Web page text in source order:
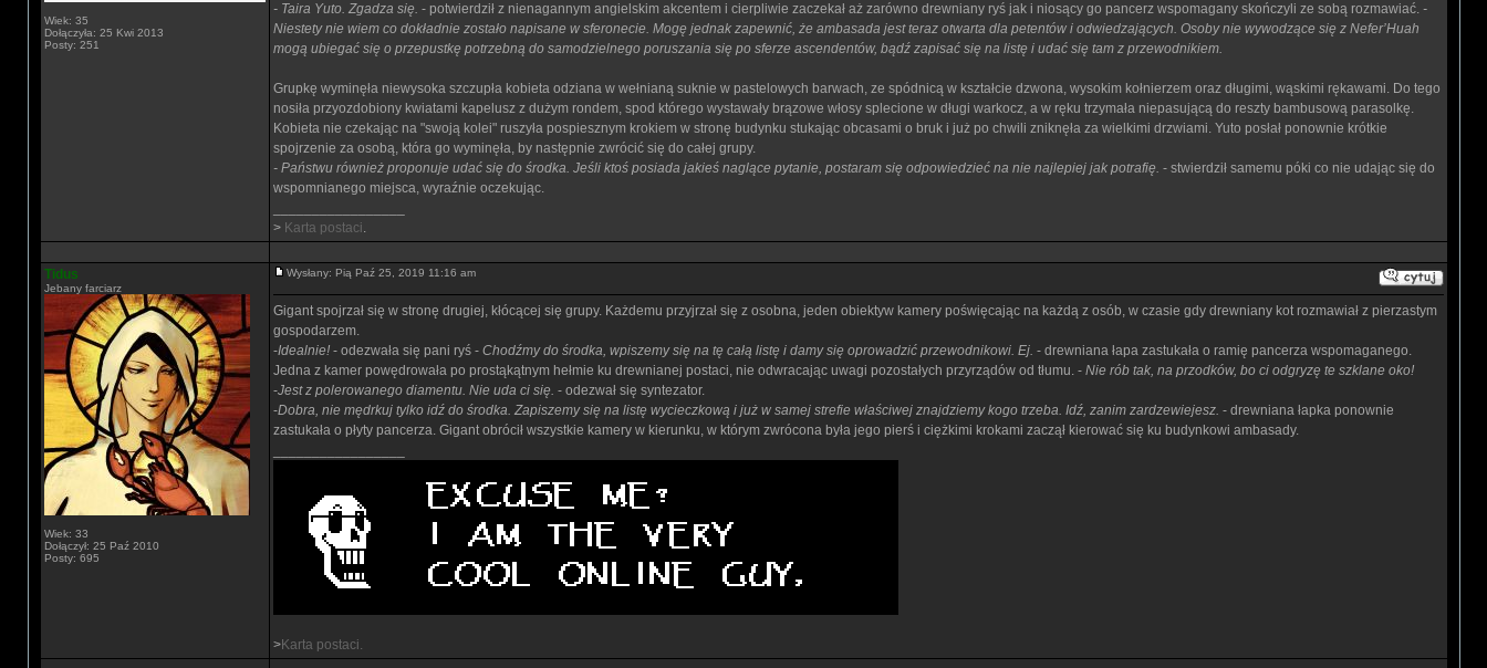
Wiek: 35
Dołączyła: 25 Kwi 2013
Posty: 251
- Taira Yuto. Zgadza się. - potwierdził z nienagannym angielskim akcentem i cierpliwie zaczekał aż zarówno drewniany ryś jak i niosący go pancerz wspomagany skończyli ze sobą rozmawiać. -
Niestety nie wiem co dokładnie zostało napisane w sferonecie. Mogę jednak zapewnić, że ambasada jest teraz otwarta dla petentów i odwiedzających. Osoby nie wywodzące się z Nefer’Huah
mogą ubiegać się o przepustkę potrzebną do samodzielnego poruszania się po sferze ascendentów, bądź zapisać się na listę i udać się tam z przewodnikiem.
Grupkę wyminęła niewysoka szczupła kobieta odziana w wełnianą suknie w pastelowych barwach, ze spódnicą w kształcie dzwona, wysokim kołnierzem oraz długimi, wąskimi rękawami. Do tego
nosiła przyozdobiony kwiatami kapelusz z dużym rondem, spod którego wystawały brązowe włosy splecione w długi warkocz, a w ręku trzymała niepasującą do reszty bambusową parasolkę.
Kobieta nie czekając na "swoją kolei" ruszyła pospiesznym krokiem w stronę budynku stukając obcasami o bruk i już po chwili zniknęła za wielkimi drzwiami. Yuto posłał ponownie krótkie
spojrzenie za osobą, która go wyminęła, by następnie zwrócić się do całej grupy.
- Państwu również proponuje udać się do środka. Jeśli ktoś posiada jakieś naglące pytanie, postaram się odpowiedzieć na nie najlepiej jak potrafię. - stwierdził samemu póki co nie udając się do
wspomnianego miejsca, wyraźnie oczekując.
> Karta postaci.
Tidus
Jebany farciarz
Wiek: 33
Dołączył: 25 Paź 2010
Posty: 695
Wysłany: Pią Paź 25, 2019 11:16 am
Gigant spojrzał się w stronę drugiej, kłócącej się grupy. Każdemu przyjrzał się z osobna, jeden obiektyw kamery poświęcając na każdą z osób, w czasie gdy drewniany kot rozmawiał z pierzastym
gospodarzem.
-Idealnie!- odezwała się pani ryś - Chodźmy do środka, wpiszemy się na tę całą listę i damy się oprowadzić przewodnikowi. Ej. - drewniana łapa zastukała o ramię pancerza wspomaganego.
Jedna z kamer powędrowała po prostąkątnym hełmie ku drewnianej postaci, nie odwracając uwagi pozostałych przyrządów od tłumu. - Nie rób tak, na przodków, bo ci odgryzę te szklane oko!
-Jest z polerowanego diamentu. Nie uda ci się. - odezwał się syntezator.
-Dobra, nie mędrkuj tylko idź do środka. Zapiszemy się na listę wycieczkową i już w samej strefie właściwej znajdziemy kogo trzeba. Idź, zanim zardzewiejesz. - drewniana łapka ponownie
zastukała o płyty pancerza. Gigant obrócił wszystkie kamery w kierunku, w którym zwrócona była jego pierś i ciężkimi krokami zaczął kierować się ku budynkowi ambasady.
>Karta postaci.